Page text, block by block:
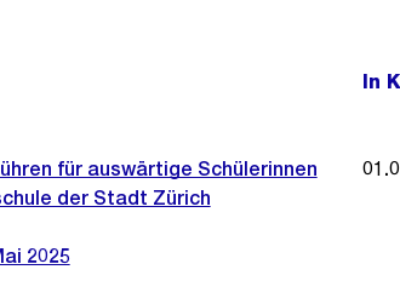
In
für auswärtige Schülerinnen
der Stadt Zürich
2025